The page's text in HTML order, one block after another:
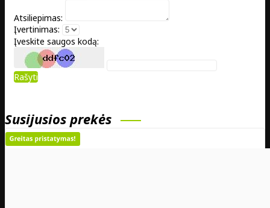
Atsiliepimas:
Įvertinimas:
Įveskite saugos kodą:
Rašyti
Susijusios prekės